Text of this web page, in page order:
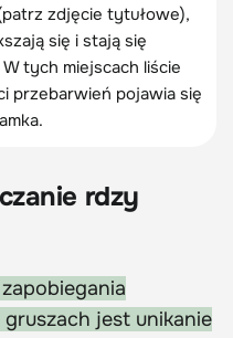
zdjęcie tytułowe),
się i stają się
tych miejscach liście
przebarwień pojawia się
rdzy
jest unikanie